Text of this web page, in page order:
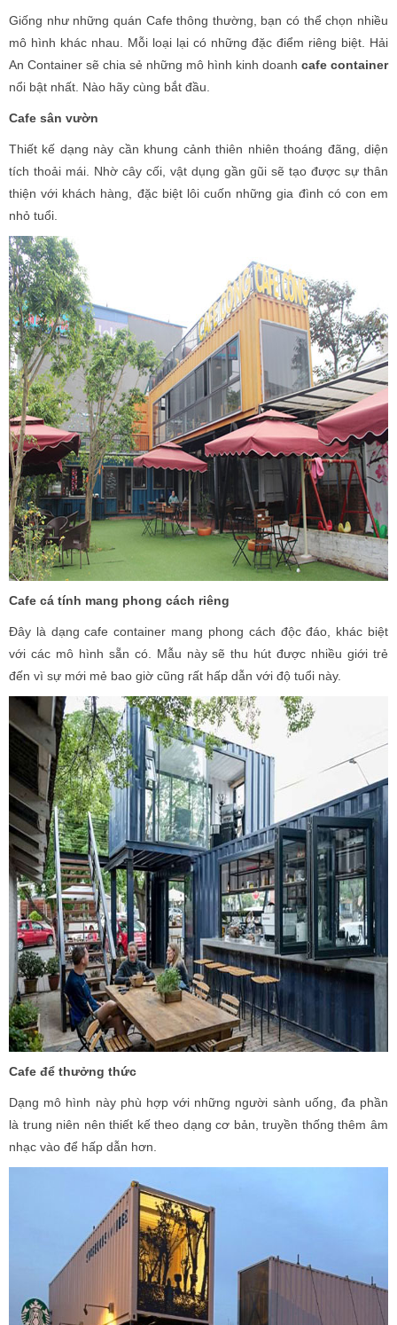
Giống như những quán Cafe thông thường, bạn có thể chọn nhiều
mô hình khác nhau. Mỗi loại lại có những đặc điểm riêng biệt. Hải
An Container sẽ chia sẻ những mô hình kinh doanh cafe container
nổi bật nhất. Nào hãy cùng bắt đầu.
Cafe sân vườn
Thiết kế dạng này cần khung cảnh thiên nhiên thoáng đãng, diện
tích thoải mái. Nhờ cây cối, vật dụng gần gũi sẽ tạo được sự thân
thiện với khách hàng, đặc biệt lôi cuốn những gia đình có con em
nhỏ tuổi.
Cafe cá tính mang phong cách riêng
Đây là dạng cafe container mang phong cách độc đáo, khác biệt
với các mô hình sẵn có. Mẫu này sẽ thu hút được nhiều giới trẻ
đến vì sự mới mẻ bao giờ cũng rất hấp dẫn với độ tuổi này.
Cafe để thưởng thức
Dạng mô hình này phù hợp với những người sành uống, đa phần
là trung niên nên thiết kế theo dạng cơ bản, truyền thống thêm âm
nhạc vào để hấp dẫn hơn.